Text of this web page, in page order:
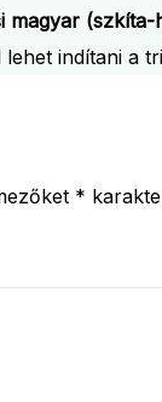
magyar
indítani a
*